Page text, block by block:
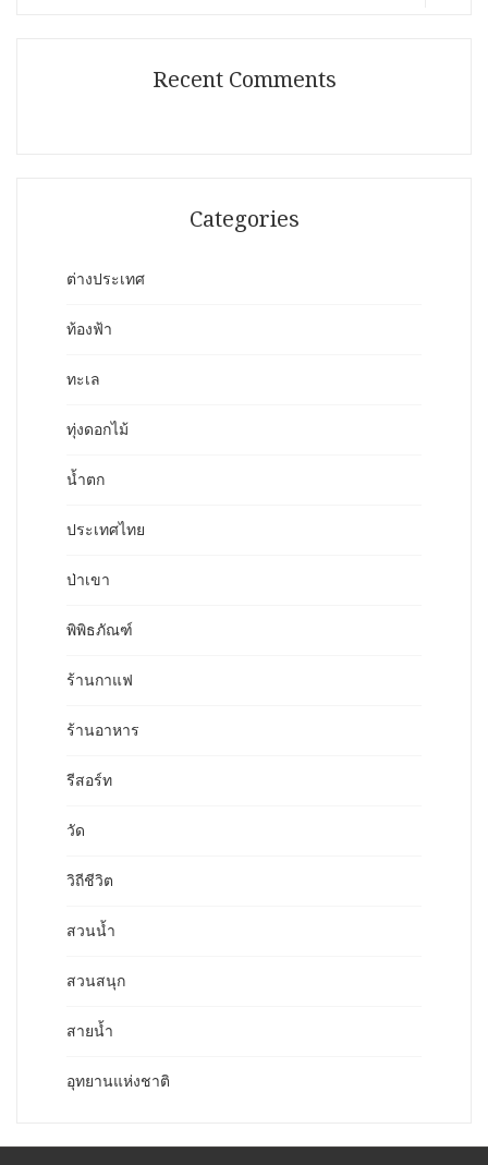
Recent Comments
Categories
ต่างประเทศ
ท้องฟ้า
ทะเล
ทุ่งดอกไม้
น้ำตก
ประเทศไทย
ป่าเขา
พิพิธภัณฑ์
ร้านกาแฟ
ร้านอาหาร
รีสอร์ท
วัด
วิถีชีวิต
สวนน้ำ
สวนสนุก
สายน้ำ
อุทยานแห่งชาติ